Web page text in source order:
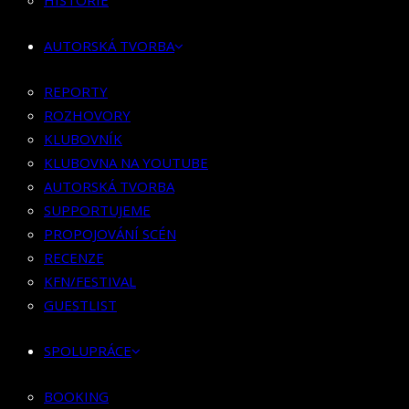
KLUBOVNA NA YOUTUBE
SUPPORTUJEME
PROPOJOVÁNÍ SCÉN
RECENZE
KFN/FESTIVAL
GUESTLIST
SPOLUPRÁCE
BOOKING
PR SPOLUPRÁCE
MERCH
AUTORSKÁ TVORBA
REPORTY
ROZHOVORY
KLUBOVNÍK
KLUBOVNA NA YOUTUBE
AUTORSKÁ TVORBA
SUPPORTUJEME
PROPOJOVÁNÍ SCÉN
RECENZE
KFN/FESTIVAL
GUESTLIST
SPOLUPRÁCE
BOOKING